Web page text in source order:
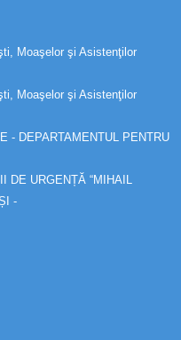
Moaşelor şi Asistenţilor
Moaşelor şi Asistenţilor
- DEPARTAMENTUL PENTRU
DE URGENȚĂ “MIHAIL
-